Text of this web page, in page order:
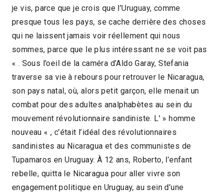
je vis, parce que je crois que l’Uruguay, comme
presque tous les pays, se cache derrière des choses
qui ne laissent jamais voir réellement qui nous
sommes, parce que le plus intéressant ne se voit pas
« . Sous l’oeil de la caméra d’Aldo Garay, Stefania
traverse sa vie à rebours pour retrouver le Nicaragua,
son pays natal, où, alors petit garçon, elle menait un
combat pour des adultes analphabètes au sein du
mouvement révolutionnaire sandiniste. L' » homme
nouveau « , c’était l’idéal des révolutionnaires
sandinistes au Nicaragua et des communistes de
Tupamaros en Uruguay. À 12 ans, Roberto, l’enfant
rebelle, quitta le Nicaragua pour aller vivre son
engagement politique en Uruguay, au sein d’une